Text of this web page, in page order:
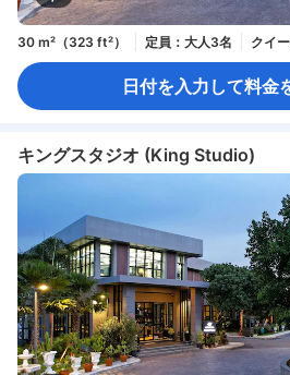
30 m²（323 ft²） 定員：大人3名 クイ
日付を入力して料金
キングスタジオ (King Studio)